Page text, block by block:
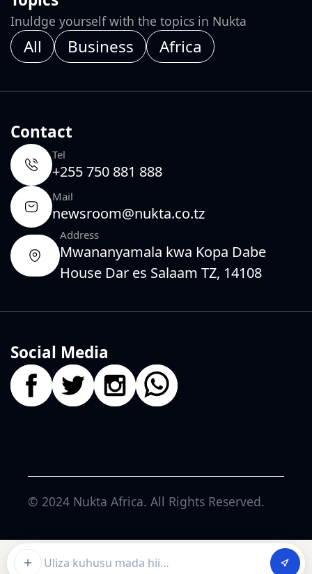
Inuldge yourself with the topics in Nukta
All Business Africa
Contact
Tel
+255 750 881 888
Mail
newsroom@nukta.co.tz
Address
Mwananyamala kwa Kopa Dabe
House Dar es Salaam TZ, 14108
Social Media
© 2024 Nukta Africa. All Rights Reserved.